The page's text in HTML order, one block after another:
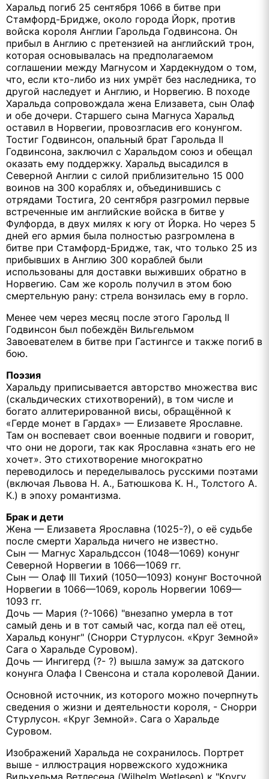
Харальд погиб 25 сентября 1066 в битве при
Стамфорд-Бридже, около города Йорк, против
войска короля Англии Гарольда Годвинсона. Он
прибыл в Англию с претензией на английский трон,
которая основывалась на предполагаемом
соглашении между Магнусом и Хардекнудом о том,
что, если кто-либо из них умрёт без наследника, то
другой наследует и Англию, и Норвегию. В походе
Харальда сопровождала жена Елизавета, сын Олаф
и обе дочери. Старшего сына Магнуса Харальд
оставил в Норвегии, провозгласив его конунгом.
Тостиг Годвинсон, опальный брат Гарольда II
Годвинсона, заключил с Харальдом союз и обещал
оказать ему поддержку. Харальд высадился в
Северной Англии с силой приблизительно 15 000
воинов на 300 кораблях и, объединившись с
отрядами Тостига, 20 сентября разгромил первые
встреченные им английские войска в битве у
Фулфорда, в двух милях к югу от Йорка. Но через 5
дней его армия была полностью разгромлена в
битве при Стамфорд-Бридже, так, что только 25 из
прибывших в Англию 300 кораблей были
использованы для доставки выживших обратно в
Норвегию. Сам же король получил в этом бою
смертельную рану: стрела вонзилась ему в горло.
Менее чем через месяц после этого Гарольд II
Годвинсон был побеждён Вильгельмом
Завоевателем в битве при Гастингсе и также погиб в
бою.
Поэзия
Харальду приписывается авторство множества вис
(скальдических стихотворений), в том числе и
богато аллитерированной висы, обращённой к
«Герде монет в Гардах» — Елизавете Ярославне.
Там он воспевает свои военные подвиги и говорит,
что они не дороги, так как Ярославна «знать его не
хочет». Это стихотворение многократно
переводилось и переделывалось русскими поэтами
(включая Львова Н. А., Батюшкова К. Н., Толстого А.
К.) в эпоху романтизма.
Брак и дети
Жена — Елизавета Ярославна (1025-?), о её судьбе
после смерти Харальда ничего не известно.
Сын — Магнус Харальдссон (1048—1069) конунг
Северной Норвегии в 1066—1069 гг.
Сын — Олаф III Тихий (1050—1093) конунг Восточной
Норвегии в 1066—1069, король Норвегии 1069—
1093 гг.
Дочь — Мария (?-1066) "внезапно умерла в тот
самый день и в тот самый час, когда пал её отец,
Харальд конунг" (Снорри Стурлусон. «Круг Земной»
Сага о Харальде Суровом).
Дочь — Ингигерд (?- ?) вышла замуж за датского
конунга Олафа I Свенсона и стала королевой Дании.
Основной источник, из которого можно почерпнуть
сведения о жизни и деятельности короля, - Снорри
Стурлусон. «Круг Земной». Сага о Харальде
Суровом.
Изображений Харальда не сохранилось. Портрет
выше - иллюстрация норвежского художника
Вильхельма Ветлесена (Wilhelm Wetlesen) к "Кругу